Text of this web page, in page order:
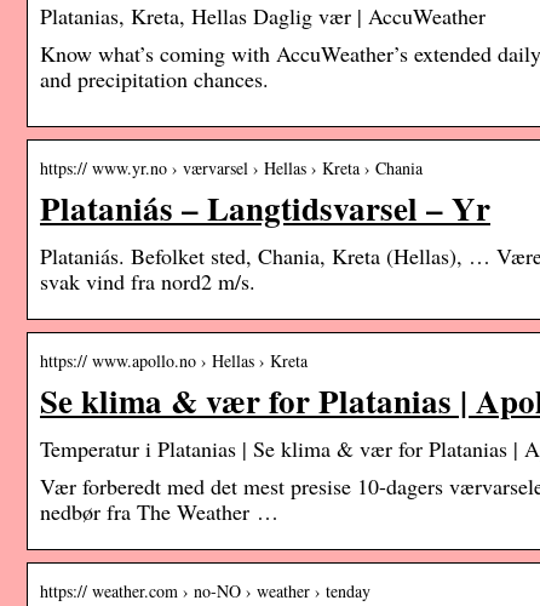
Platanias, Kreta, Hellas Daglig vær | AccuWeather
Know what’s coming with AccuWeather’s extended
and precipitation chances.
https:// www.yr.no › værvarsel › Hellas › Kreta › Chania
Plataniás – Langtidsvarsel – Yr
Plataniás. Befolket sted, Chania, Kreta (Hellas), …
svak vind fra nord2 m/s.
https:// www.apollo.no › Hellas › Kreta
Se klima & vær for Platanias |
Temperatur i Platanias | Se klima & vær for Platanias |
Vær forberedt med det mest presise 10-dagers
nedbør fra The Weather …
https:// weather.com › no-NO › weather › tenday